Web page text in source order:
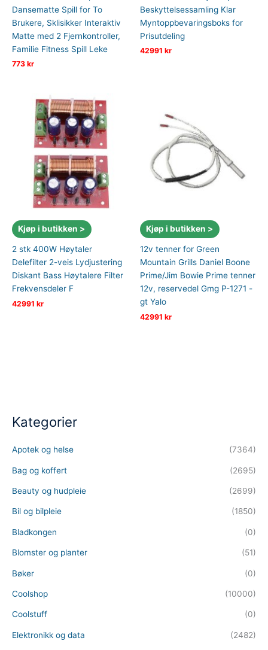
Dansematte Spill for To
Brukere, Sklisikker Interaktiv
Matte med 2 Fjernkontroller,
Familie Fitness Spill Leke
773 kr
Beskyttelsessamling Klar
Myntoppbevaringsboks for
Prisutdeling
42991 kr
Kjøp i butikken >
2 stk 400W Høytaler
Delefilter 2-veis Lydjustering
Diskant Bass Høytalere Filter
Frekvensdeler F
42991 kr
Kjøp i butikken >
12v tenner for Green
Mountain Grills Daniel Boone
Prime/Jim Bowie Prime tenner
12v, reservedel Gmg P-1271 -
gt Yalo
42991 kr
Kategorier
Apotek og helse (7364)
Bag og koffert (2695)
Beauty og hudpleie (2699)
Bil og bilpleie (1850)
Bladkongen (0)
Blomster og planter (51)
Bøker (0)
Coolshop (10000)
Coolstuff (0)
Elektronikk og data (2482)